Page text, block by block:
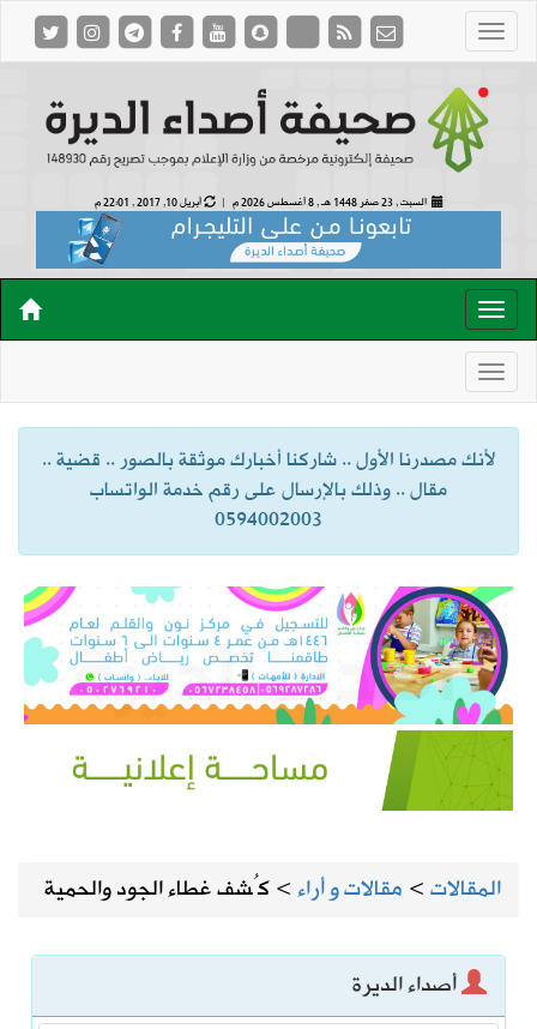
السبت , 23 صفر 1448 هـ , 8 أغسطس 2026 م | أبريل 10, 2017 , 22:01 م
لأنك مصدرنا الأول .. شاركنا أخبارك موثقة بالصور .. قضية ..
مقال .. وذلك بالإرسال على رقم خدمة الواتساب
0594002003
المقالات> مقالات و أراء>كُشف غطاء الجود والحمية
أصداء الديرة